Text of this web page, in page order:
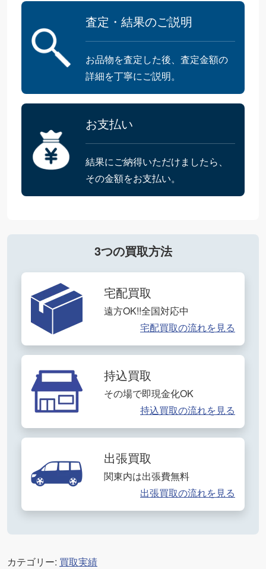
査定・結果のご説明
お品物を査定した後、査定金額の
詳細を丁寧にご説明。
お支払い
結果にご納得いただけましたら、
その金額をお支払い。
3つの買取方法
宅配買取
遠方OK!!全国対応中
宅配買取の流れを見る
持込買取
その場で即現金化OK
持込買取の流れを見る
出張買取
関東内は出張費無料
出張買取の流れを見る
カテゴリー: 買取実績